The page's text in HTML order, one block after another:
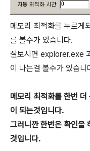
메모리 최적화를 누르게
를 볼수가 있습니다.
잘보시면 explorer.exe
이 나는걸 볼수가 있습니
메모리 최적화를 한번
이 되는것입니다.
그러니깐 한번은 확인을
것입니다.